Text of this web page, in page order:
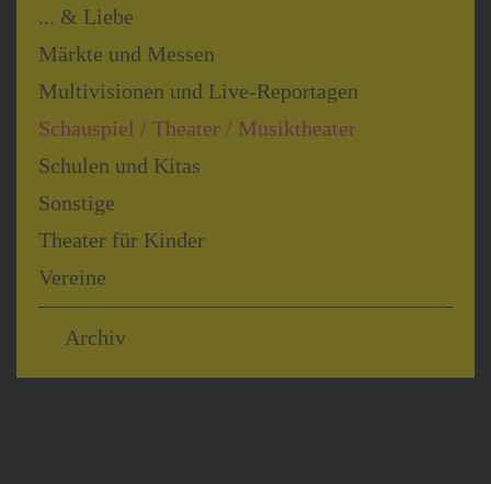
... & Liebe
Märkte und Messen
Multivisionen und Live-Reportagen
Schauspiel / Theater / Musiktheater
Schulen und Kitas
Sonstige
Theater für Kinder
Vereine
Archiv